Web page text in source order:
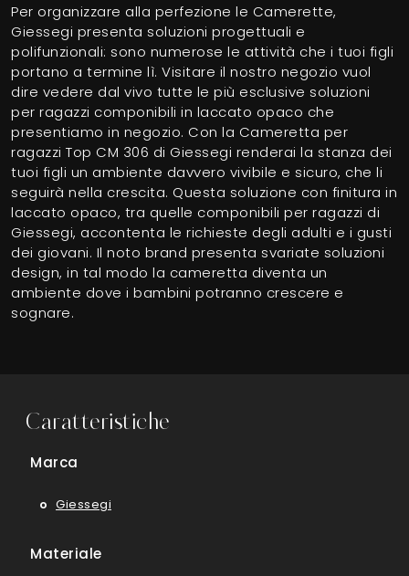
Per organizzare alla perfezione le Camerette,
Giessegi presenta soluzioni progettuali e
polifunzionali: sono numerose le attività che i tuoi figli
portano a termine lì. Visitare il nostro negozio vuol
dire vedere dal vivo tutte le più esclusive soluzioni
per ragazzi componibili in laccato opaco che
presentiamo in negozio. Con la Cameretta per
ragazzi Top CM 306 di Giessegi renderai la stanza dei
tuoi figli un ambiente davvero vivibile e sicuro, che li
seguirà nella crescita. Questa soluzione con finitura in
laccato opaco, tra quelle componibili per ragazzi di
Giessegi, accontenta le richieste degli adulti e i gusti
dei giovani. Il noto brand presenta svariate soluzioni
design, in tal modo la cameretta diventa un
ambiente dove i bambini potranno crescere e
sognare.
Caratteristiche
Marca
Giessegi
Materiale